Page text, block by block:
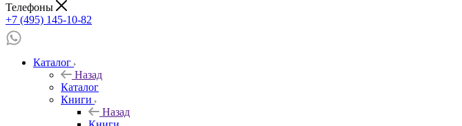
Телефоны
+7 (495) 145-10-82
Каталог
Назад
Каталог
Книги
Назад